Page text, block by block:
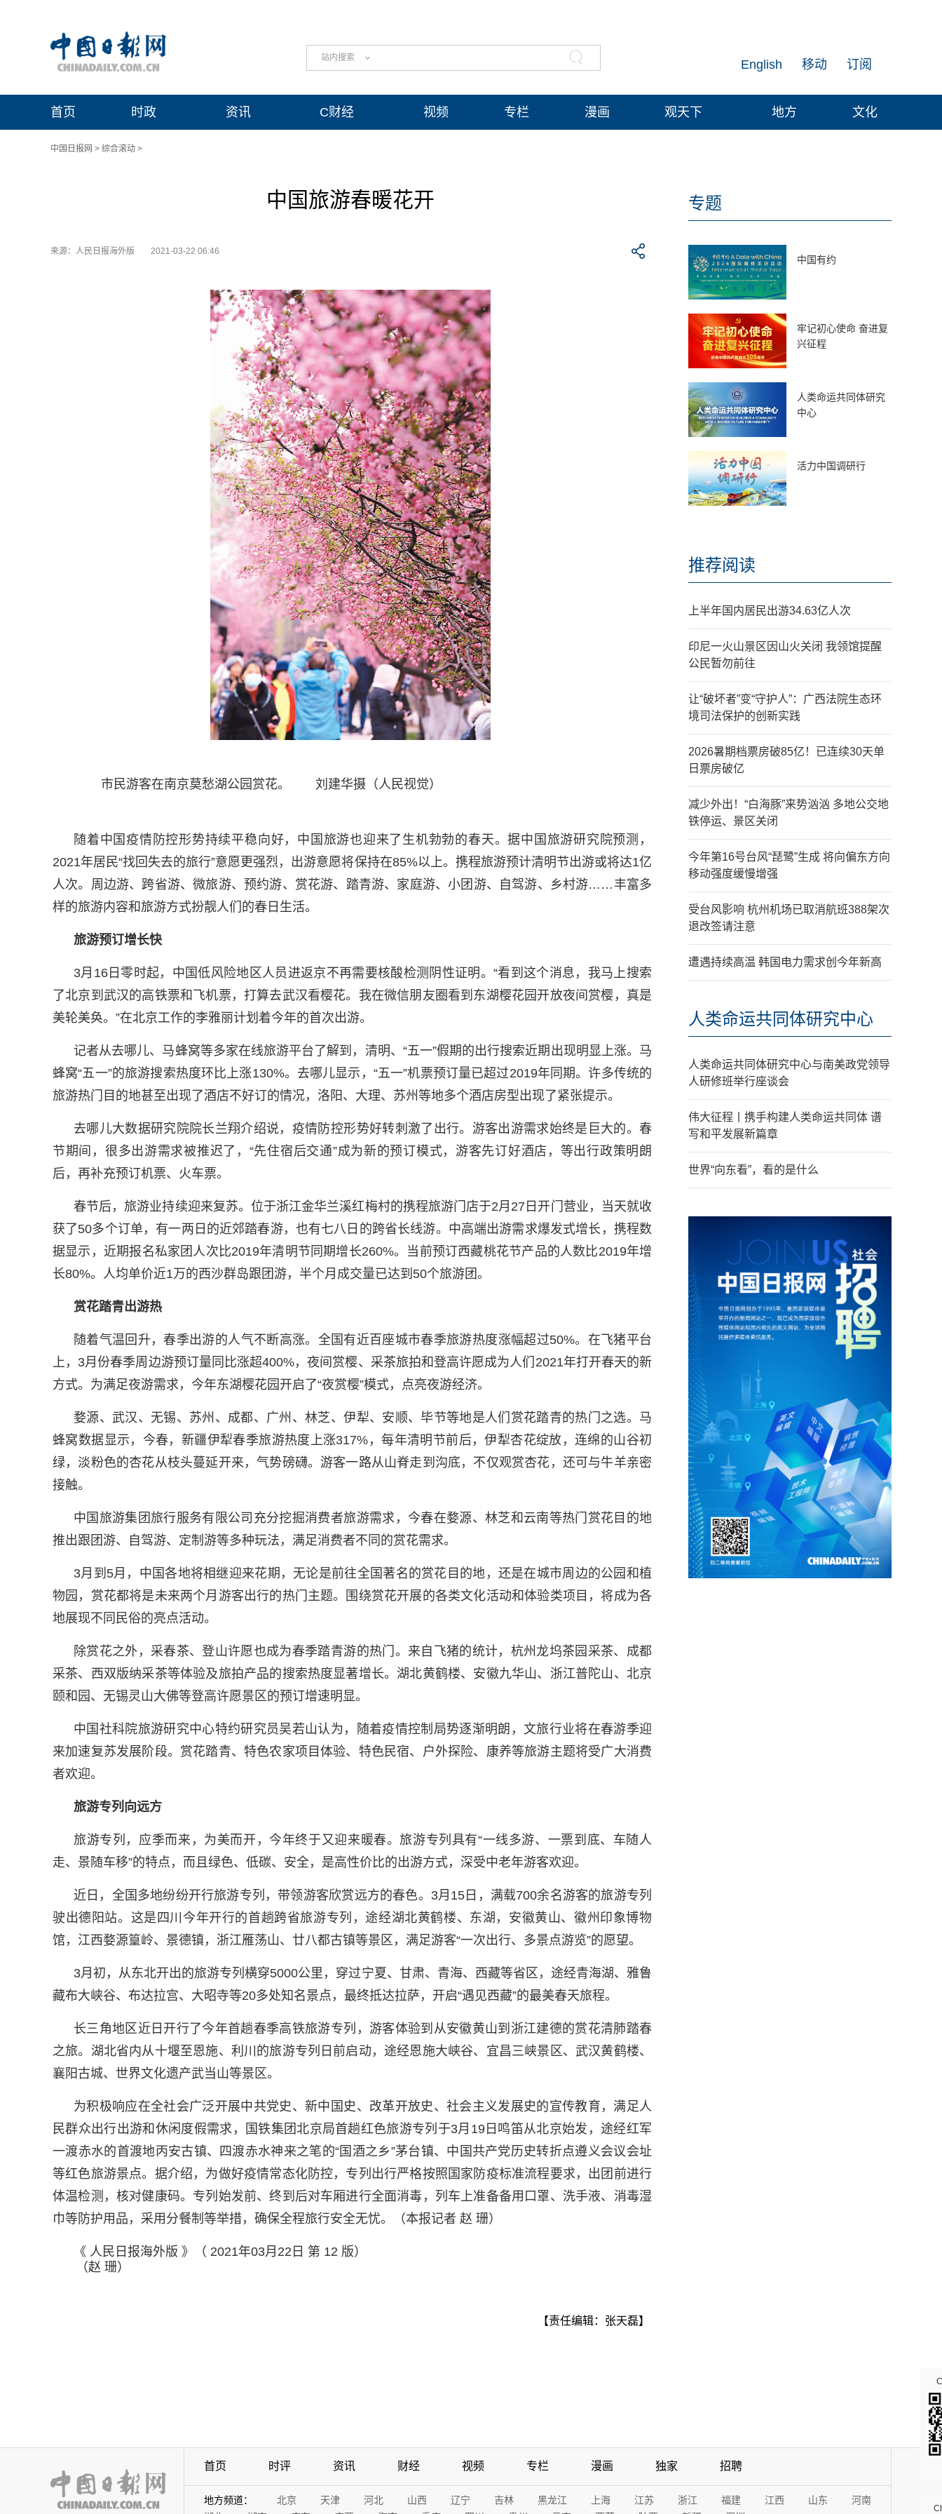
站内搜索 订阅
移动
English
首页 时政 资讯 C财经 视频 专栏 漫画 观天下 地方 文化
中国日报网 > 综合滚动 >
中国旅游春暖花开
来源：人民日报海外版 2021-03-22 06:46
市民游客在南京莫愁湖公园赏花。 刘建华摄（人民视觉）
随着中国疫情防控形势持续平稳向好，中国旅游也迎来了生机勃勃的春天。据中国旅游研究院预测，
2021年居民“找回失去的旅行”意愿更强烈，出游意愿将保持在85%以上。携程旅游预计清明节出游或将达1亿
人次。周边游、跨省游、微旅游、预约游、赏花游、踏青游、家庭游、小团游、自驾游、乡村游……丰富多
样的旅游内容和旅游方式扮靓人们的春日生活。
旅游预订增长快
3月16日零时起，中国低风险地区人员进返京不再需要核酸检测阴性证明。“看到这个消息，我马上搜索
了北京到武汉的高铁票和飞机票，打算去武汉看樱花。我在微信朋友圈看到东湖樱花园开放夜间赏樱，真是
美轮美奂。”在北京工作的李雅丽计划着今年的首次出游。
记者从去哪儿、马蜂窝等多家在线旅游平台了解到，清明、“五一”假期的出行搜索近期出现明显上涨。马
蜂窝“五一”的旅游搜索热度环比上涨130%。去哪儿显示，“五一”机票预订量已超过2019年同期。许多传统的
旅游热门目的地甚至出现了酒店不好订的情况，洛阳、大理、苏州等地多个酒店房型出现了紧张提示。
去哪儿大数据研究院院长兰翔介绍说，疫情防控形势好转刺激了出行。游客出游需求始终是巨大的。春
节期间，很多出游需求被推迟了，“先住宿后交通”成为新的预订模式，游客先订好酒店，等出行政策明朗
后，再补充预订机票、火车票。
春节后，旅游业持续迎来复苏。位于浙江金华兰溪红梅村的携程旅游门店于2月27日开门营业，当天就收
获了50多个订单，有一两日的近郊踏春游，也有七八日的跨省长线游。中高端出游需求爆发式增长，携程数
据显示，近期报名私家团人次比2019年清明节同期增长260%。当前预订西藏桃花节产品的人数比2019年增
长80%。人均单价近1万的西沙群岛跟团游，半个月成交量已达到50个旅游团。
赏花踏青出游热
随着气温回升，春季出游的人气不断高涨。全国有近百座城市春季旅游热度涨幅超过50%。在飞猪平台
上，3月份春季周边游预订量同比涨超400%，夜间赏樱、采茶旅拍和登高许愿成为人们2021年打开春天的新
方式。为满足夜游需求，今年东湖樱花园开启了“夜赏樱”模式，点亮夜游经济。
婺源、武汉、无锡、苏州、成都、广州、林芝、伊犁、安顺、毕节等地是人们赏花踏青的热门之选。马
蜂窝数据显示，今春，新疆伊犁春季旅游热度上涨317%，每年清明节前后，伊犁杏花绽放，连绵的山谷初
绿，淡粉色的杏花从枝头蔓延开来，气势磅礴。游客一路从山脊走到沟底，不仅观赏杏花，还可与牛羊亲密
接触。
中国旅游集团旅行服务有限公司充分挖掘消费者旅游需求，今春在婺源、林芝和云南等热门赏花目的地
推出跟团游、自驾游、定制游等多种玩法，满足消费者不同的赏花需求。
3月到5月，中国各地将相继迎来花期，无论是前往全国著名的赏花目的地，还是在城市周边的公园和植
物园，赏花都将是未来两个月游客出行的热门主题。围绕赏花开展的各类文化活动和体验类项目，将成为各
地展现不同民俗的亮点活动。
除赏花之外，采春茶、登山许愿也成为春季踏青游的热门。来自飞猪的统计，杭州龙坞茶园采茶、成都
采茶、西双版纳采茶等体验及旅拍产品的搜索热度显著增长。湖北黄鹤楼、安徽九华山、浙江普陀山、北京
颐和园、无锡灵山大佛等登高许愿景区的预订增速明显。
中国社科院旅游研究中心特约研究员吴若山认为，随着疫情控制局势逐渐明朗，文旅行业将在春游季迎
来加速复苏发展阶段。赏花踏青、特色农家项目体验、特色民宿、户外探险、康养等旅游主题将受广大消费
者欢迎。
旅游专列向远方
旅游专列，应季而来，为美而开，今年终于又迎来暖春。旅游专列具有“一线多游、一票到底、车随人
走、景随车移”的特点，而且绿色、低碳、安全，是高性价比的出游方式，深受中老年游客欢迎。
近日，全国多地纷纷开行旅游专列，带领游客欣赏远方的春色。3月15日，满载700余名游客的旅游专列
驶出德阳站。这是四川今年开行的首趟跨省旅游专列，途经湖北黄鹤楼、东湖，安徽黄山、徽州印象博物
馆，江西婺源篁岭、景德镇，浙江雁荡山、廿八都古镇等景区，满足游客“一次出行、多景点游览”的愿望。
3月初，从东北开出的旅游专列横穿5000公里，穿过宁夏、甘肃、青海、西藏等省区，途经青海湖、雅鲁
藏布大峡谷、布达拉宫、大昭寺等20多处知名景点，最终抵达拉萨，开启“遇见西藏”的最美春天旅程。
长三角地区近日开行了今年首趟春季高铁旅游专列，游客体验到从安徽黄山到浙江建德的赏花清肺踏春
之旅。湖北省内从十堰至恩施、利川的旅游专列日前启动，途经恩施大峡谷、宜昌三峡景区、武汉黄鹤楼、
襄阳古城、世界文化遗产武当山等景区。
为积极响应在全社会广泛开展中共党史、新中国史、改革开放史、社会主义发展史的宣传教育，满足人
民群众出行出游和休闲度假需求，国铁集团北京局首趟红色旅游专列于3月19日鸣笛从北京始发，途经红军
一渡赤水的首渡地丙安古镇、四渡赤水神来之笔的“国酒之乡”茅台镇、中国共产党历史转折点遵义会议会址
等红色旅游景点。据介绍，为做好疫情常态化防控，专列出行严格按照国家防疫标准流程要求，出团前进行
体温检测，核对健康码。专列始发前、终到后对车厢进行全面消毒，列车上准备备用口罩、洗手液、消毒湿
巾等防护用品，采用分餐制等举措，确保全程旅行安全无忧。（本报记者 赵 珊）
《 人民日报海外版 》（ 2021年03月22日 第 12 版）
（赵 珊）
【责任编辑：张天磊】
专题
中国有约
牢记初心使命 奋进复
兴征程
人类命运共同体研究
中心
活力中国调研行
推荐阅读
上半年国内居民出游34.63亿人次
印尼一火山景区因山火关闭 我领馆提醒
公民暂勿前往
让“破坏者”变“守护人”：广西法院生态环
境司法保护的创新实践
2026暑期档票房破85亿！已连续30天单
日票房破亿
减少外出！“白海豚”来势汹汹 多地公交地
铁停运、景区关闭
今年第16号台风“琵鹭”生成 将向偏东方向
移动强度缓慢增强
受台风影响 杭州机场已取消航班388架次
退改签请注意
遭遇持续高温 韩国电力需求创今年新高
人类命运共同体研究中心
人类命运共同体研究中心与南美政党领导
人研修班举行座谈会
伟大征程丨携手构建人类命运共同体 谱
写和平发展新篇章
世界“向东看”，看的是什么
首页 时评 资讯 财经 视频 专栏 漫画 独家 招聘
地方频道： 北京 天津 河北 山西 辽宁 吉林 黑龙江 上海 江苏 浙江 福建 江西 山东
河南